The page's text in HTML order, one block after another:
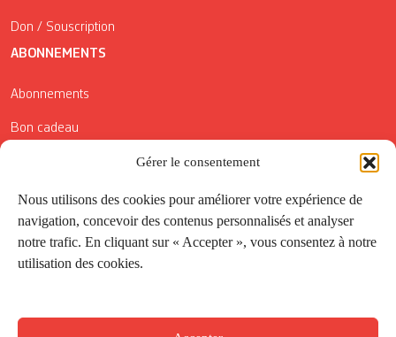
Gérer le consentement
Nous utilisons des cookies pour améliorer votre expérience de
navigation, concevoir des contenus personnalisés et analyser
notre trafic. En cliquant sur « Accepter », vous consentez à notre
utilisation des cookies.
Don / Souscription
ABONNEMENTS
Abonnements
Bon cadeau
Conditions générales de vente
Réductions de la Carte Côté Courrier
Application